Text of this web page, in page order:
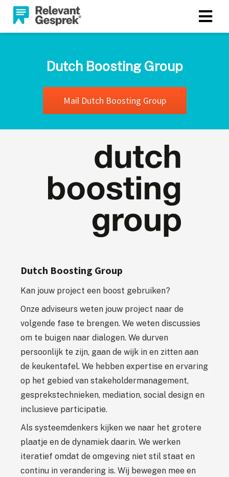
Dutch Boosting Group
Mail Dutch Boosting Group
Dutch Boosting Group
Kan jouw project een boost gebruiken?
Onze adviseurs weten jouw project naar de
volgende fase te brengen. We weten discussies
om te buigen naar dialogen. We durven
persoonlijk te zijn, gaan de wijk in en zitten aan
de keukentafel. We hebben expertise en ervaring
op het gebied van stakeholdermanagement,
gesprekstechnieken, mediation, social design en
inclusieve participatie.
Als systeemdenkers kijken we naar het grotere
plaatje en de dynamiek daarin. We werken
iteratief omdat de omgeving niet stil staat en
continu in verandering is. Wij bewegen mee en